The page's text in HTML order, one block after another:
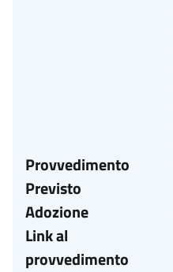
Provvedimento
Previsto
Adozione
Link al
provvedimento